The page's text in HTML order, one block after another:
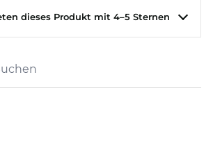
dieses Produkt mit 4–5 Sternen